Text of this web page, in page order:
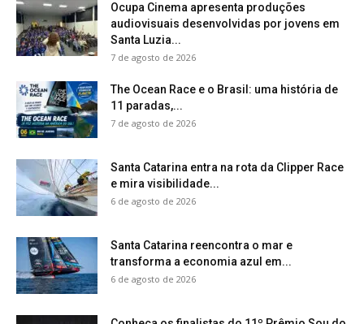
Ocupa Cinema apresenta produções
audiovisuais desenvolvidas por jovens em
Santa Luzia...
7 de agosto de 2026
The Ocean Race e o Brasil: uma história de
11 paradas,...
7 de agosto de 2026
Santa Catarina entra na rota da Clipper Race
e mira visibilidade...
6 de agosto de 2026
Santa Catarina reencontra o mar e
transforma a economia azul em...
6 de agosto de 2026